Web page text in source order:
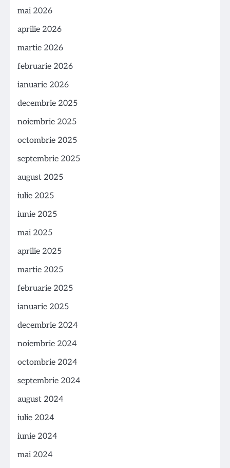
mai 2026
aprilie 2026
martie 2026
februarie 2026
ianuarie 2026
decembrie 2025
noiembrie 2025
octombrie 2025
septembrie 2025
august 2025
iulie 2025
iunie 2025
mai 2025
aprilie 2025
martie 2025
februarie 2025
ianuarie 2025
decembrie 2024
noiembrie 2024
octombrie 2024
septembrie 2024
august 2024
iulie 2024
iunie 2024
mai 2024